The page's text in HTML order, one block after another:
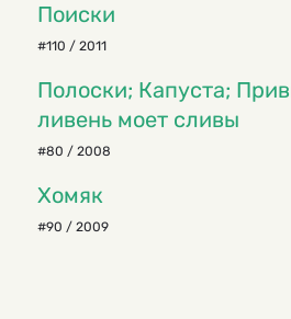
Поиски
#110 / 2011
Полоски; Капуста;
ливень моет сливы
#80 / 2008
Хомяк
#90 / 2009